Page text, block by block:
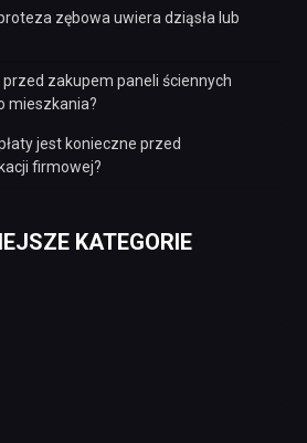
zębowa uwiera dziąsła lub
przed zakupem paneli ściennych
mieszkania?
jest konieczne przed
firmowej?
KATEGORIE